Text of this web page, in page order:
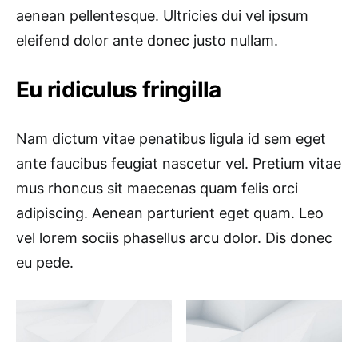
aenean pellentesque. Ultricies dui vel ipsum
eleifend dolor ante donec justo nullam.
Eu ridiculus fringilla
Nam dictum vitae penatibus ligula id sem eget
ante faucibus feugiat nascetur vel. Pretium vitae
mus rhoncus sit maecenas quam felis orci
adipiscing. Aenean parturient eget quam. Leo
vel lorem sociis phasellus arcu dolor. Dis donec
eu pede.